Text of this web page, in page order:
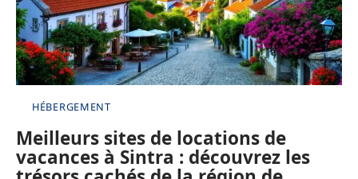
HÉBERGEMENT
Meilleurs sites de locations de
vacances à Sintra : découvrez les